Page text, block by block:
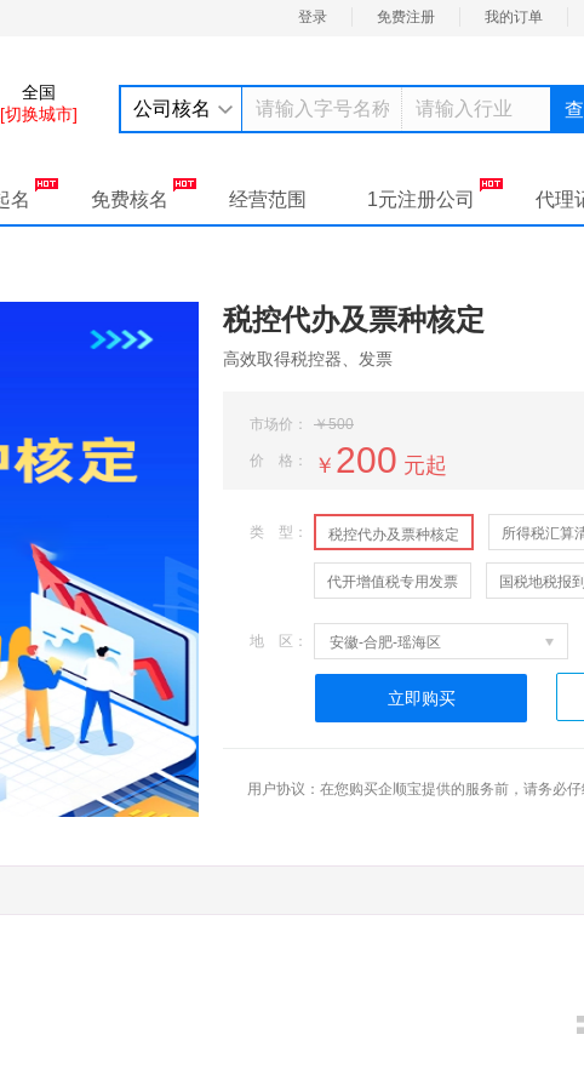
登录 免费注册 我的订单
全国
[切换城市]
公司核名
名 免费核名 经营范围 1元注册公司 代理
税控代办及票种核定
高效取得税控器、发票
市场价： ￥500
价 格： ￥ 200 元起
类 型： 税控代办及票种核定 所得税汇算
代开增值税专用发票 国税地税报到
地 区： 安徽-合肥-瑶海区
立即购买
用户协议：在您购买企顺宝提供的服务前，请务必